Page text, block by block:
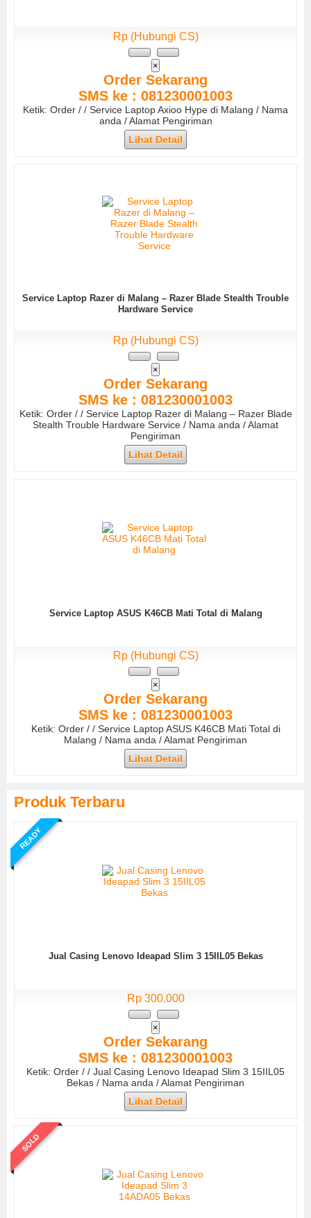
Rp (Hubungi CS)
×
Order Sekarang
SMS ke : 081230001003
Ketik: Order / / Service Laptop Axioo Hype di Malang / Nama
anda / Alamat Pengiriman
Lihat Detail
Service Laptop Razer di Malang – Razer Blade Stealth Trouble
Hardware Service
Rp (Hubungi CS)
×
Order Sekarang
SMS ke : 081230001003
Ketik: Order / / Service Laptop Razer di Malang – Razer Blade
Stealth Trouble Hardware Service / Nama anda / Alamat
Pengiriman
Lihat Detail
Service Laptop ASUS K46CB Mati Total di Malang
Rp (Hubungi CS)
×
Order Sekarang
SMS ke : 081230001003
Ketik: Order / / Service Laptop ASUS K46CB Mati Total di
Malang / Nama anda / Alamat Pengiriman
Lihat Detail
Produk Terbaru
READY
Jual Casing Lenovo Ideapad Slim 3 15IIL05 Bekas
Rp 300.000
×
Order Sekarang
SMS ke : 081230001003
Ketik: Order / / Jual Casing Lenovo Ideapad Slim 3 15IIL05
Bekas / Nama anda / Alamat Pengiriman
Lihat Detail
SOLD